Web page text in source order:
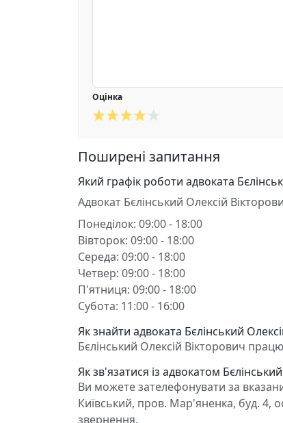
Оцінка
Поширені запитання
Який графік роботи адвоката
Адвокат Бєлінський Олексій
Понеділок: 09:00 - 18:00
Вівторок: 09:00 - 18:00
Середа: 09:00 - 18:00
Четвер: 09:00 - 18:00
П'ятниця: 09:00 - 18:00
Субота: 11:00 - 16:00
Як знайти адвоката Бєлінський
Бєлінський Олексій Вікторович
Як зв'язатися із адвокатом
Ви можете зателефонувати за
Київський, пров. Мар'яненка, буд. 4,
звернення.